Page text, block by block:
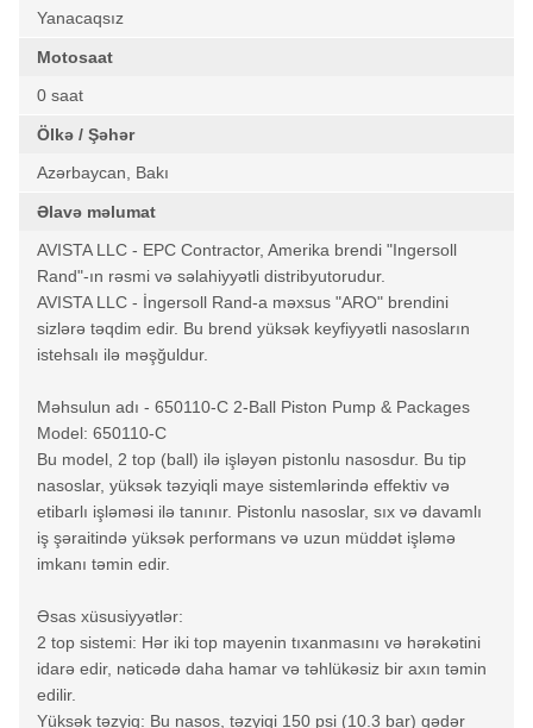
Yanacaqsız
Motosaat
0 saat
Ölkə / Şəhər
Azərbaycan, Bakı
Əlavə məlumat
AVISTA LLC - EPC Contractor, Amerika brendi "Ingersoll
Rand"-ın rəsmi və səlahiyyətli distribyutorudur.
AVISTA LLC - İngersoll Rand-a məxsus "ARO" brendini
sizlərə təqdim edir. Bu brend yüksək keyfiyyətli nasosların
istehsalı ilə məşğuldur.
Məhsulun adı - 650110-C 2-Ball Piston Pump & Packages
Model: 650110-C
Bu model, 2 top (ball) ilə işləyən pistonlu nasosdur. Bu tip
nasoslar, yüksək təzyiqli maye sistemlərində effektiv və
etibarlı işləməsi ilə tanınır. Pistonlu nasoslar, sıx və davamlı
iş şəraitində yüksək performans və uzun müddət işləmə
imkanı təmin edir.
Əsas xüsusiyyətlər:
2 top sistemi: Hər iki top mayenin tıxanmasını və hərəkətini
idarə edir, nəticədə daha hamar və təhlükəsiz bir axın təmin
edilir.
Yüksək təzyiq: Bu nasos, təzyiqi 150 psi (10.3 bar) qədər